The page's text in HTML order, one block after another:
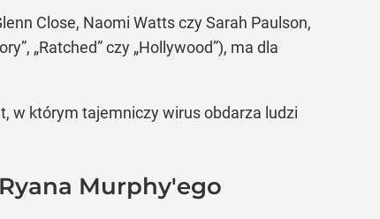
Close, Naomi Watts czy Sarah Paulson,
„Ratched” czy „Hollywood”), ma dla
w którym tajemniczy wirus obdarza ludzi
Murphy'ego